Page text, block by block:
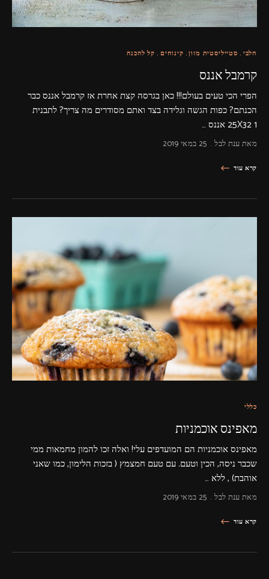
חלבי סטייליסטית מזון קינוחים קל להכנה
קרמבל אננס
הפרי הכי טעים בעולם!!! כאן בגרסה קצת אחרת אז קרמבל אננס כבר
הכנתם? כפות הגשה וגלידה בצד ואתם מסודרים מה צריך? לתבנית
25X32 1 אננס …
מאתענת לבל 25 במאי 2019
קרא עוד
כללי
מאפינס אוכמניות
מאפינס אוכמניות הם המועדפים עלי! ואלה זכו להמון מחמאות ממי
שכבר ניסה, הכין וטעם. עם טעם חמצמץ ( בזכות הלימון, כמו שאני
אוהבת) , ללא …
מאתענת לבל 25 במאי 2019
קרא עוד